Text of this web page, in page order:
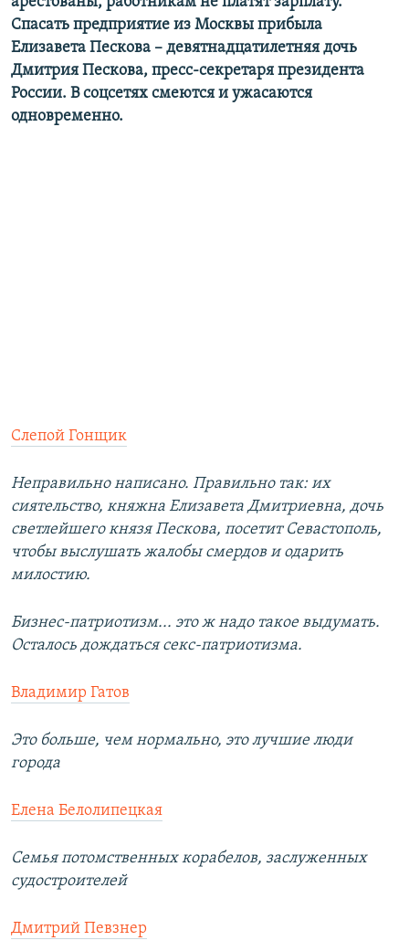
Спасать предприятие из Москвы прибыла
Елизавета Пескова – девятнадцатилетняя дочь
Дмитрия Пескова, пресс-секретаря президента
России. В соцсетях смеются и ужасаются
одновременно.
Слепой Гонщик
Неправильно написано. Правильно так: их
сиятельство, княжна Елизавета Дмитриевна, дочь
светлейшего князя Пескова, посетит Севастополь,
чтобы выслушать жалобы смердов и одарить
милостию.
Бизнес-патриотизм... это ж надо такое выдумать.
Осталось дождаться секс-патриотизма.
Владимир Гатов
Это больше, чем нормально, это лучшие люди
города
Елена Белолипецкая
Семья потомственных корабелов, заслуженных
судостроителей
Дмитрий Певзнер